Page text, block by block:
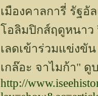
เมืองคาลการี่ รัฐ
โอลิมปิกส์ฤดูหนาว
เลดเข้าร่วมแข่งขั
เกล๊อะ จาไมก้า" ดู
http://